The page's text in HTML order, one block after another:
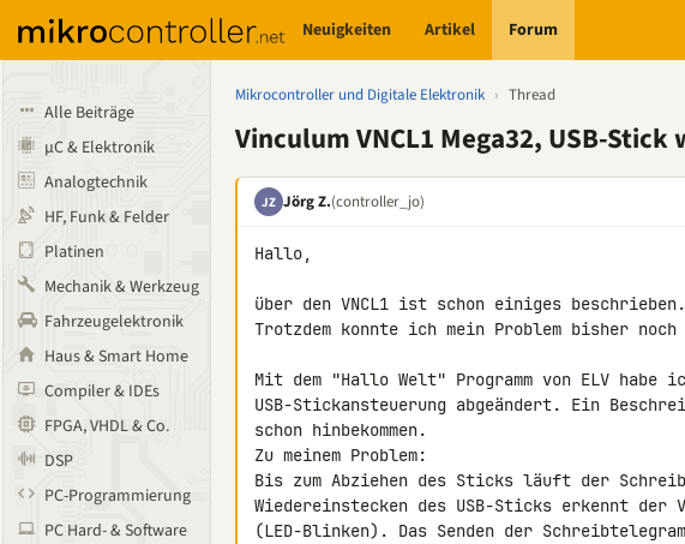
Neuigkeiten Artikel Forum
Alle Beiträge
µC & Elektronik
Analogtechnik
HF, Funk & Felder
Platinen
Mechanik & Werkzeug
Fahrzeugelektronik
Haus & Smart Home
Compiler & IDEs
FPGA, VHDL & Co.
DSP
PC-Programmierung
PC Hard- & Software
Mikrocontroller und Digitale Elektronik › Thread
Vinculum VNCL1 Mega32, USB-Stick
JZ Jörg Z.(controller_jo)
Hallo,
über den VNCL1 ist schon einiges beschrieben.
Trotzdem konnte ich mein Problem bisher
Mit dem "Hallo Welt" Programm von ELV habe
USB-Stickansteuerung abgeändert. Ein
schon hinbekommen.
Zu meinem Problem:
Bis zum Abziehen des Sticks läuft der
Wiedereinstecken des USB-Sticks erkennt der
(LED-Blinken). Das Senden der